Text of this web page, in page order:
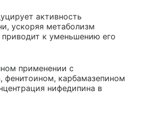
активность
ускоряя метаболизм
приводит к уменьшению его
применении с
фенитоином, карбамазепином
нифедипина в